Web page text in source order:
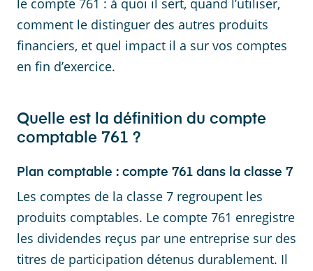
le compte 761 : à quoi il sert, quand l’utiliser,
comment le distinguer des autres produits
financiers, et quel impact il a sur vos comptes
en fin d’exercice.
Quelle est la définition du compte
comptable 761 ?
Plan comptable : compte 761 dans la classe 7
Les comptes de la classe 7 regroupent les
produits comptables. Le compte 761 enregistre
les dividendes reçus par une entreprise sur des
titres de participation détenus durablement. Il